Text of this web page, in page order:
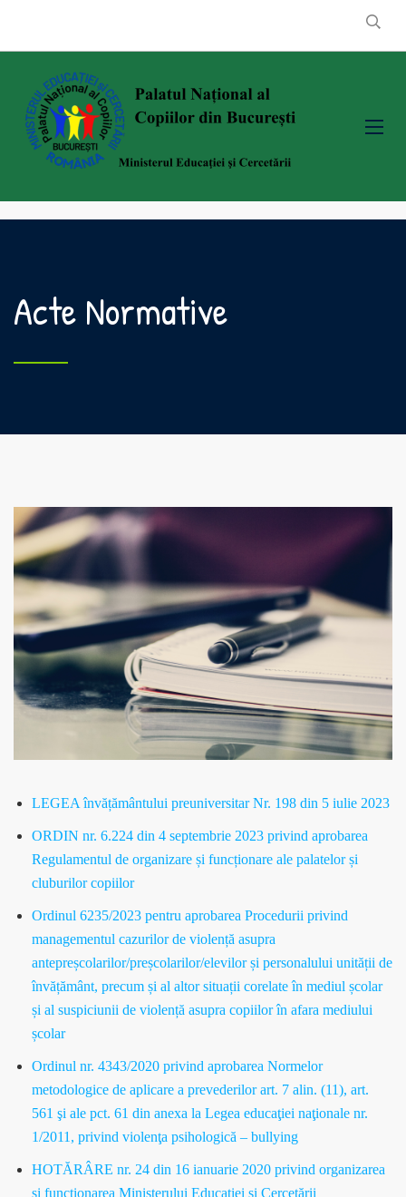
Acte Normative
LEGEA învățământului preuniversitar Nr. 198 din 5 iulie 2023
ORDIN nr. 6.224 din 4 septembrie 2023 privind aprobarea
Regulamentul de organizare și funcționare ale palatelor și
cluburilor copiilor
Ordinul 6235/2023 pentru aprobarea Procedurii privind
managementul cazurilor de violență asupra
antepreșcolarilor/preșcolarilor/elevilor și personalului unității de
învățământ, precum și al altor situații corelate în mediul școlar
și al suspiciunii de violență asupra copiilor în afara mediului
școlar
Ordinul nr. 4343/2020 privind aprobarea Normelor
metodologice de aplicare a prevederilor art. 7 alin. (11), art.
561 şi ale pct. 61 din anexa la Legea educaţiei naţionale nr.
1/2011, privind violenţa psihologică – bullying
HOTĂRÂRE nr. 24 din 16 ianuarie 2020 privind organizarea
și funcționarea Ministerului Educației și Cercetării